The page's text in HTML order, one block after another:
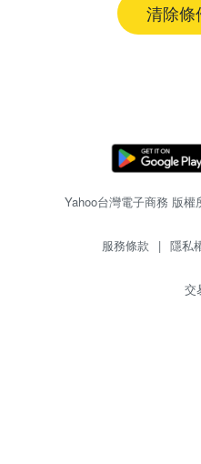
清除條
Yahoo台灣電子商務 版
服務條款 | 隱私
交